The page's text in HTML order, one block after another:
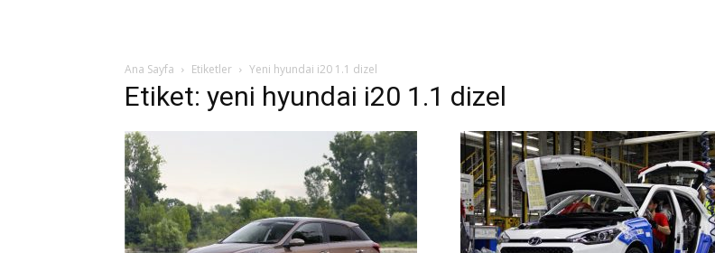
Ana Sayfa Etiketler Yeni hyundai i20 1.1 dizel
Etiket: yeni hyundai i20 1.1 dizel